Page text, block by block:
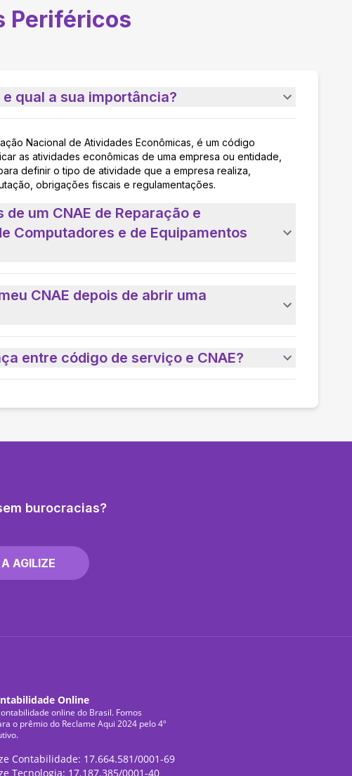
Periféricos
e qual a sua importância?
Nacional de Atividades Econômicas, é um código
as atividades econômicas de uma empresa ou entidade,
definir o tipo de atividade que a empresa realiza,
obrigações fiscais e regulamentações.
de um CNAE de Reparação e
Computadores e de Equipamentos
CNAE depois de abrir uma
entre código de serviço e CNAE?
burocracias?
AGILIZE
Online
online do Brasil. Fomos
o prêmio do Reclame Aqui 2024 pelo 4º
Contabilidade: 17.664.581/0001-69
Tecnologia: 17.187.385/0001-40